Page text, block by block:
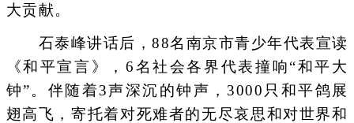
大贡献。
石泰峰讲话后，88名南京市青少年代表宣读
《和平宣言》，6名社会各界代表撞响“和平大
钟”。伴随着3声深沉的钟声，3000只和平鸽展
翅高飞，寄托着对死难者的无尽哀思和对世界和